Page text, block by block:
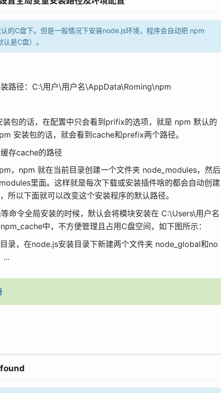
的C盘下。但是一般情况下安装node.js环境，程序会自动把 npm
是C盘）。
路径：C:\用户\用户名\AppData\Roming\npm
包的话，在配置中只会看到prifix的选项，就是 npm 默认的
安装包的话，就会看到cache和prefix两个路径。
存cache的路径
，npm 就在当前目录创建一个文件夹 node_modules，然后
里面。这样就是每次下载或安装插件啥的都会自动创建
以下面就可以改变这个安装程序的默认路径。
令全局安装的时候，默认会将模块安装在 C:\Users\用户名
中，不方便管理且占用C盘空间，如下图所示：
录，在node.js安装目录下新建两个文件夹 node_global和no
...